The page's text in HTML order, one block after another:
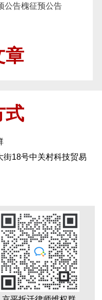
公告槐征预公告
章
式
街18号中关村科技贸易